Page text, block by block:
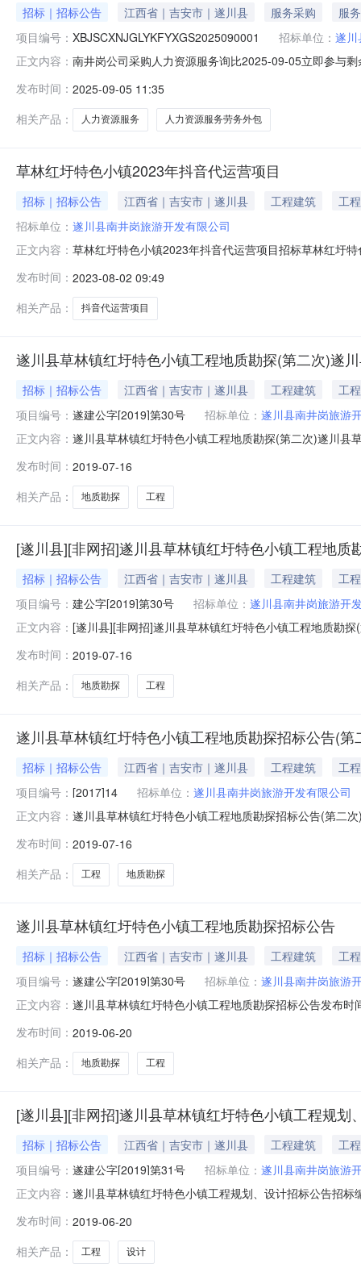
招标｜招标公告 江西省｜吉安市｜遂川县 服务采购
服务
项目编号： XBJSCXNJGLYKFYXGS2025090001 招标单位： 遂川
正文内容： 南井岗公司采购人力资源服务询比2025-09-05立即参与
用费：50.00元大写：伍拾元整平台服务费：查看计算公
发布时间： 2025-09-05 11:35
相关产品：
人力资源服务 人力资源服务劳务外包
草林红圩特色小镇2023年抖音代运营项目
招标｜招标公告 江西省｜吉安市｜遂川县 工程建筑
工程
招标单位： 遂川县南井岗旅游开发有限公司
正文内容： 草林红圩特色小镇2023年抖音代运营项目招标草林红圩
订之日起算。主要内容为草林红圩特色小镇抖音号2023
发布时间： 2023-08-02 09:49
相关产品：
抖音代运营项目
遂川县草林镇红圩特色小镇工程地质勘探(第二次)遂
招标｜招标公告 江西省｜吉安市｜遂川县 工程建筑
工程
项目编号： 遂建公字[2019]第30号 招标单位： 遂川县南井岗旅游
正文内容： 遂川县草林镇红圩特色小镇工程地质勘探(第二次)遂川
【2018】95号立项，招标公告、招标文件已由遂川县住
二、
发布时间： 2019-07-16
相关产品：
地质勘探 工程
[遂川县][非网招]遂川县草林镇红圩特色小镇工程地
招标｜招标公告 江西省｜吉安市｜遂川县 工程建筑
工程
项目编号： 建公字[2019]第30号 招标单位： 遂川县南井岗旅游开
正文内容： [遂川县][非网招]遂川县草林镇红圩特色小镇工程地质勘
城乡建设局备案，现就该项目进行公开招标，发布招标
项目地点：遂川县
发布时间： 2019-07-16
相关产品：
地质勘探 工程
遂川县草林镇红圩特色小镇工程地质勘探招标公告(第
招标｜招标公告 江西省｜吉安市｜遂川县 工程建筑
工程
项目编号： [2017]14 招标单位： 遂川县南井岗旅游开发有限公司
正文内容： 遂川县草林镇红圩特色小镇工程地质勘探招标公告(第二
司；二、项目名称：遂川县草林镇红圩特色小镇工程地
化与茶文化景观轴、圩文化主
发布时间： 2019-07-16
相关产品：
工程 地质勘探
遂川县草林镇红圩特色小镇工程地质勘探招标公告
招标｜招标公告 江西省｜吉安市｜遂川县 工程建筑
工程
项目编号： 遂建公字[2019]第30号 招标单位： 遂川县南井岗旅游
正文内容： 遂川县草林镇红圩特色小镇工程地质勘探招标公告发布
已具备招标条件，由县发改委遂发改审批字【2018】95
单位：遂川县南
发布时间： 2019-06-20
相关产品：
地质勘探 工程
[遂川县][非网招]遂川县草林镇红圩特色小镇工程规划
招标｜招标公告 江西省｜吉安市｜遂川县 工程建筑
工程
项目编号： 遂建公字[2019]第31号 招标单位： 遂川县南井岗旅游
正文内容： 遂川县草林镇红圩特色小镇工程规划、设计招标公告招
二、项目名称：遂川县草林镇红圩特色小镇工程规划、
与茶文化景观轴、圩文化主题街区、原乡
发布时间： 2019-06-20
相关产品：
工程 设计